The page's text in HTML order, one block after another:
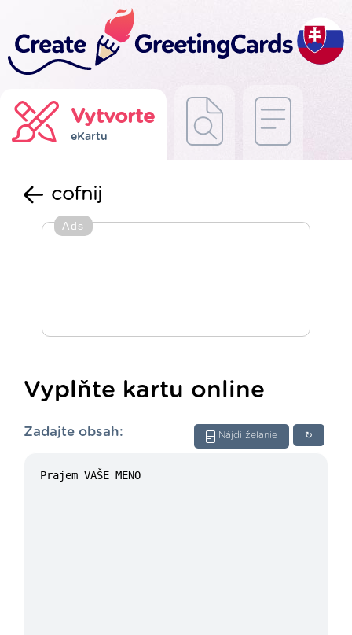
Vytvorte
eKartu
cofnij
Ads
Vyplňte kartu online
↻
Nájdi želanie
Zadajte obsah: